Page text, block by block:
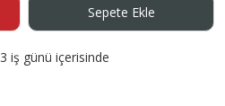
Sepete Ekle
3 iş günü içerisinde